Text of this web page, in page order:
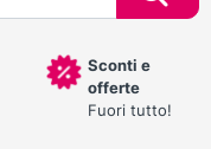
Sconti e
offerte
Fuori tutto!